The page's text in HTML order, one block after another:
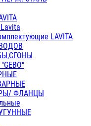
LAVITA
ФЛАНЦЫ